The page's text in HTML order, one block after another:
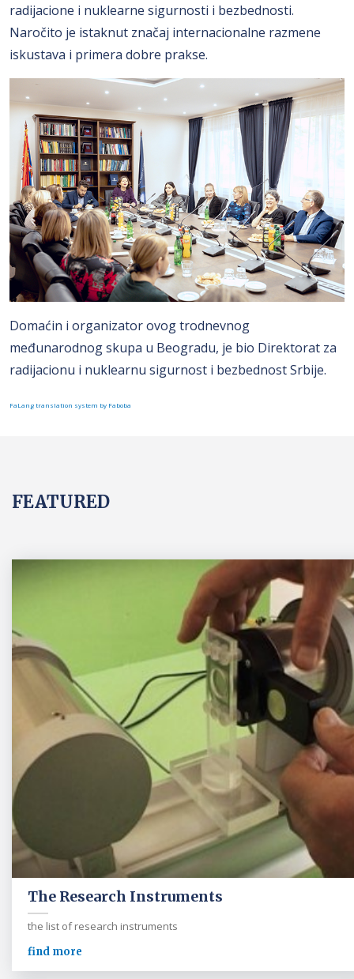
radijacione i nuklearne sigurnosti i bezbednosti.
Naročito je istaknut značaj internacionalne razmene
iskustava i primera dobre prakse.
Domaćin i organizator ovog trodnevnog
međunarodnog skupa u Beogradu, je bio Direktorat za
radijacionu i nuklearnu sigurnost i bezbednost Srbije.
FaLang translation system by Faboba
FEATURED
The Research Instruments
the list of research instruments
find more